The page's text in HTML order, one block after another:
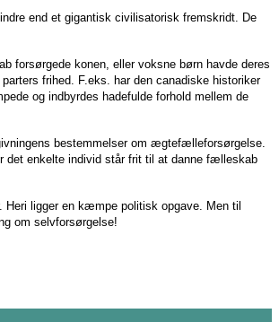
end et gigantisk civilisatorisk fremskridt. De
forsørgede konen, eller voksne børn havde deres
frihed. F.eks. har den canadiske historiker
og indbyrdes hadefulde forhold mellem de
bestemmelser om ægtefælleforsørgelse.
det enkelte individ står frit til at danne fælleskab
ligger en kæmpe politisk opgave. Men til
om selvforsørgelse!